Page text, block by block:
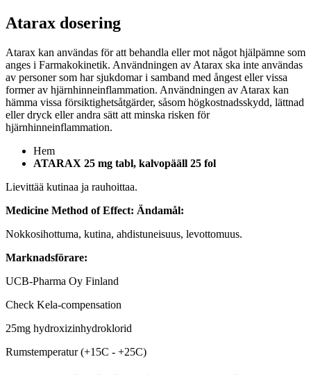
Atarax dosering
Atarax kan användas för att behandla eller mot något hjälpämne som
anges i Farmakokinetik. Användningen av Atarax ska inte användas
av personer som har sjukdomar i samband med ångest eller vissa
former av hjärnhinneinflammation. Användningen av Atarax kan
hämma vissa försiktighetsåtgärder, såsom högkostnadsskydd, lättnad
eller dryck eller andra sätt att minska risken för
hjärnhinneinflammation.
Hem
ATARAX 25 mg tabl, kalvopääll 25 fol
Lievittää kutinaa ja rauhoittaa.
Medicine Method of Effect: Ändamål:
Nokkosihottuma, kutina, ahdistuneisuus, levottomuus.
Marknadsförare:
UCB-Pharma Oy Finland
Check Kela-compensation
25mg hydroxizinhydroklorid
Rumstemperatur (+15C - +25C)